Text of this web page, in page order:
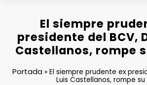
El siempre
presidente del BCV,
Castellanos, rompe
Portada» El siempre prudente ex
Luis Castellanos, rompe su